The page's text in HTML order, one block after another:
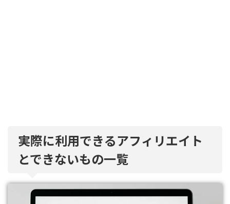
実際に利用できるアフィリエイト
とできないもの一覧